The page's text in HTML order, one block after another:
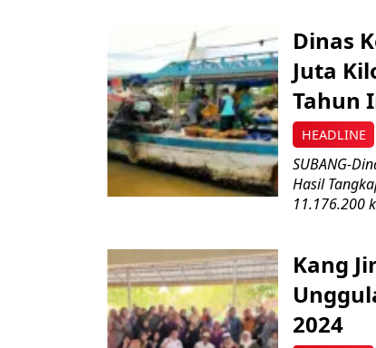
HEADLINE
Dinas
Juta
Tahun
SUBANG-
Hasil
11.176.200
Kang
2024